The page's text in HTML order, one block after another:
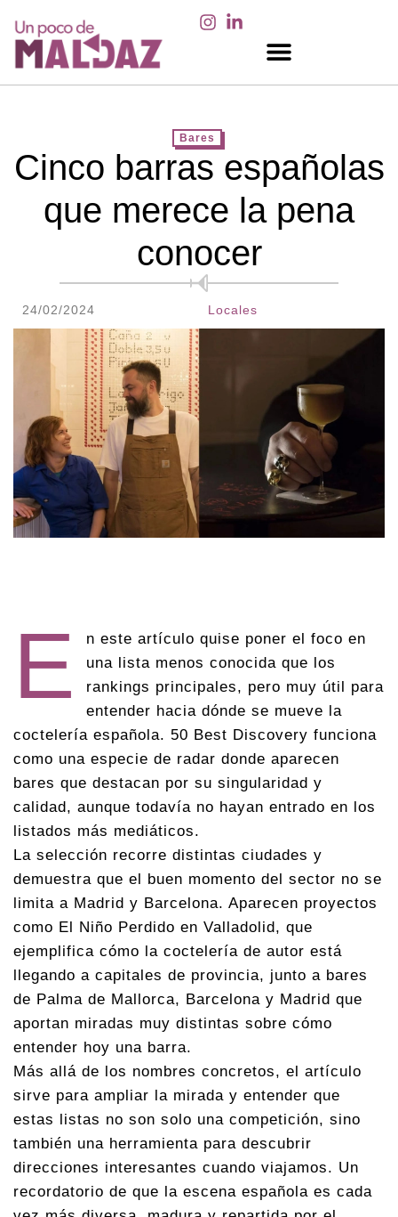
Bares
Cinco barras españolas
que merece la pena
conocer
24/02/2024 Locales
E
n este artículo quise poner el foco en
una lista menos conocida que los
rankings principales, pero muy útil para
entender hacia dónde se mueve la
coctelería española. 50 Best Discovery funciona
como una especie de radar donde aparecen
bares que destacan por su singularidad y
calidad, aunque todavía no hayan entrado en los
listados más mediáticos.
La selección recorre distintas ciudades y
demuestra que el buen momento del sector no se
limita a Madrid y Barcelona. Aparecen proyectos
como El Niño Perdido en Valladolid, que
ejemplifica cómo la coctelería de autor está
llegando a capitales de provincia, junto a bares
de Palma de Mallorca, Barcelona y Madrid que
aportan miradas muy distintas sobre cómo
entender hoy una barra.
Más allá de los nombres concretos, el artículo
sirve para ampliar la mirada y entender que
estas listas no son solo una competición, sino
también una herramienta para descubrir
direcciones interesantes cuando viajamos. Un
recordatorio de que la escena española es cada